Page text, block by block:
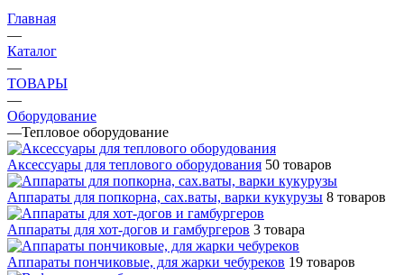
Главная
—
Каталог
—
ТОВАРЫ
—
Оборудование
—Тепловое оборудование
Аксессуары для теплового оборудования 50 товаров
Аппараты для попкорна, сах.ваты, варки кукурузы 8 товаров
Аппараты для хот-догов и гамбургеров 3 товара
Аппараты пончиковые, для жарки чебуреков 19 товаров